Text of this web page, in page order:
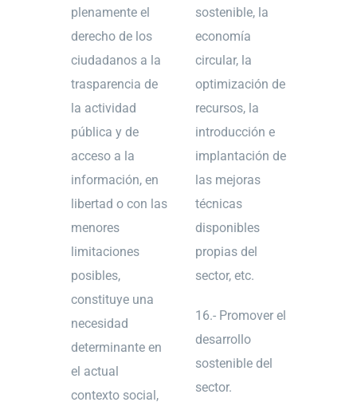
plenamente el
derecho de los
ciudadanos a la
trasparencia de
la actividad
pública y de
acceso a la
información, en
libertad o con las
menores
limitaciones
posibles,
constituye una
necesidad
determinante en
el actual
contexto social,
sostenible, la
economía
circular, la
optimización de
recursos, la
introducción e
implantación de
las mejoras
técnicas
disponibles
propias del
sector, etc.
16.- Promover el
desarrollo
sostenible del
sector.